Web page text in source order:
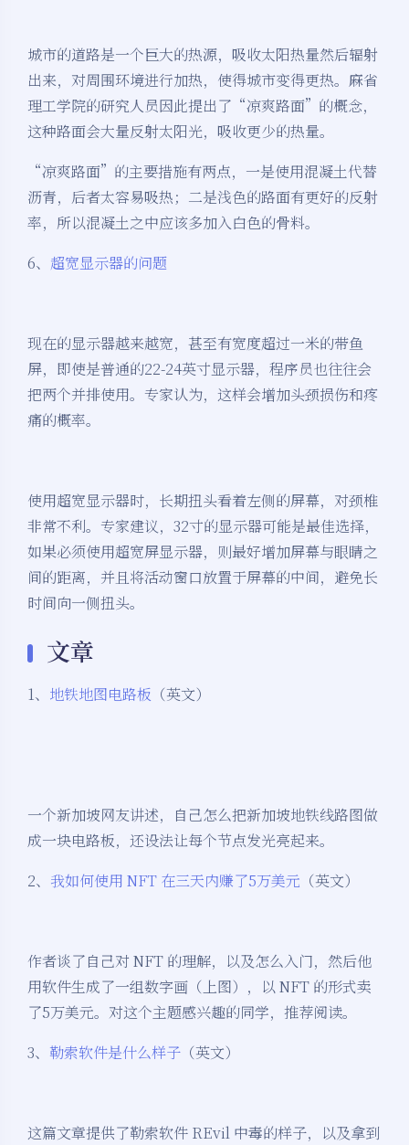
城市的道路是一个巨大的热源，吸收太阳热量然后辐射
出来，对周围环境进行加热，使得城市变得更热。麻省
理工学院的研究人员因此提出了“凉爽路面”的概念，
这种路面会大量反射太阳光，吸收更少的热量。
“凉爽路面”的主要措施有两点，一是使用混凝土代替
沥青，后者太容易吸热；二是浅色的路面有更好的反射
率，所以混凝土之中应该多加入白色的骨料。
6、 超宽显示器的问题
现在的显示器越来越宽，甚至有宽度超过一米的带鱼
屏，即使是普通的22-24英寸显示器，程序员也往往会
把两个并排使用。专家认为，这样会增加头颈损伤和疼
痛的概率。
使用超宽显示器时，长期扭头看着左侧的屏幕，对颈椎
非常不利。专家建议，32寸的显示器可能是最佳选择，
如果必须使用超宽屏显示器，则最好增加屏幕与眼睛之
间的距离，并且将活动窗口放置于屏幕的中间，避免长
时间向一侧扭头。
文章
1、 地铁地图电路板 （英文）
一个新加坡网友讲述，自己怎么把新加坡地铁线路图做
成一块电路板，还设法让每个节点发光亮起来。
2、 我如何使用 NFT 在三天内赚了5万美元 （英文）
作者谈了自己对 NFT 的理解，以及怎么入门，然后他
用软件生成了一组数字画（上图），以 NFT 的形式卖
了5万美元。对这个主题感兴趣的同学，推荐阅读。
3、 勒索软件是什么样子 （英文）
这篇文章提供了勒索软件 REvil 中毒的样子，以及拿到